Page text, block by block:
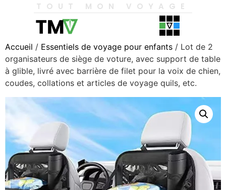
TOUT MON VOYAGE
Accueil / Essentiels de voyage pour enfants / Lot de 2
organisateurs de siège de voture, avec support de table
à glible, livré avec barrière de filet pour la voix de chien,
coudes, collations et articles de voyage quils, etc.